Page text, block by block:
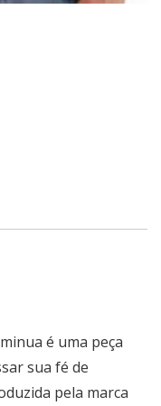
é uma peça
sua fé de
pela marca